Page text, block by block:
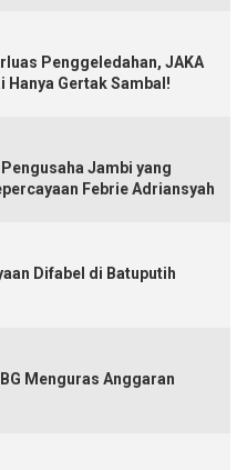
Penggeledahan, JAKA
Hanya Gertak Sambal!
Jambi yang
Febrie Adriansyah
Difabel di Batuputih
Menguras Anggaran